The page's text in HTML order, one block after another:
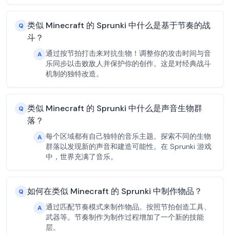
Q 类似 Minecraft 的 Sprunki 中什么是基于节奏的战
斗？
A 通过按节拍打击来对抗生物！调整你的攻击时间与音
乐同步以击败敌人并保护你的创作。这是对经典战斗
机制的独特改造。
Q 类似 Minecraft 的 Sprunki 中什么是声音生物群
落？
A 每个区域都有自己独特的音乐主题。探索不同的生物
群落以发现新的声音和建造可能性。在 Sprunki 游戏
中，世界充满了音乐。
Q 如何在类似 Minecraft 的 Sprunki 中制作物品？
A 通过匹配节奏模式来制作物品。按照节拍创造工具、
武器等。节奏制作为制作过程增加了一个新的技能
层。